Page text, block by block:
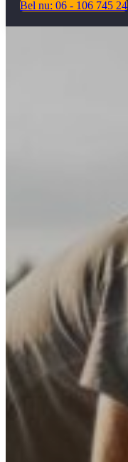
Bel nu: 06 - 106 745 24